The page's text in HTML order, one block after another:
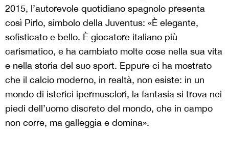
2015, l’autorevole quotidiano spagnolo presenta
così Pirlo, simbolo della Juventus: «È elegante,
sofisticato e bello. È giocatore italiano più
carismatico, e ha cambiato molte cose nella sua vita
e nella storia del suo sport. Eppure ci ha mostrato
che il calcio moderno, in realtà, non esiste: in un
mondo di isterici ipermusclori, la fantasia si trova nei
piedi dell’uomo discreto del mondo, che in campo
non corre, ma galleggia e domina».